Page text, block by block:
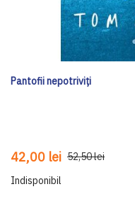
Pantofii nepotriviți
42,00 lei 52,50 lei
Indisponibil